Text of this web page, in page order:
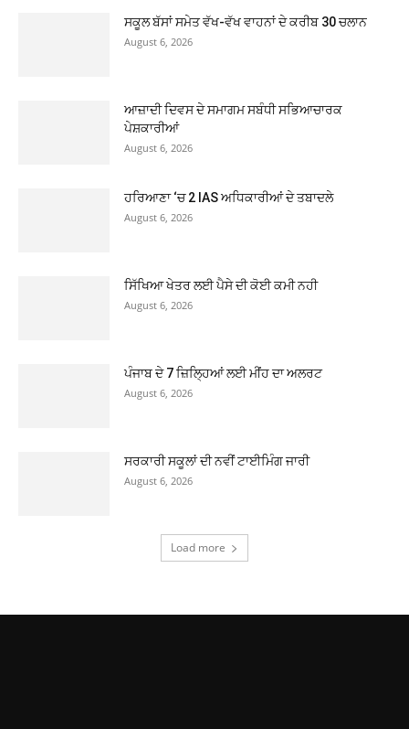
ਸਕੂਲ ਬੱਸਾਂ ਸਮੇਤ ਵੱਖ-ਵੱਖ ਵਾਹਨਾਂ ਦੇ ਕਰੀਬ 30 ਚਲਾਨ
August 6, 2026
ਆਜ਼ਾਦੀ ਦਿਵਸ ਦੇ ਸਮਾਗਮ ਸਬੰਧੀ ਸਭਿਆਚਾਰਕ
ਪੇਸ਼ਕਾਰੀਆਂ
August 6, 2026
ਹਰਿਆਣਾ ‘ਚ 2 IAS ਅਧਿਕਾਰੀਆਂ ਦੇ ਤਬਾਦਲੇ
August 6, 2026
ਸਿੱਖਿਆ ਖੇਤਰ ਲਈ ਪੈਸੇ ਦੀ ਕੋਈ ਕਮੀ ਨਹੀ
August 6, 2026
ਪੰਜਾਬ ਦੇ 7 ਜ਼ਿਲ੍ਹਿਆਂ ਲਈ ਮੀਂਹ ਦਾ ਅਲਰਟ
August 6, 2026
ਸਰਕਾਰੀ ਸਕੂਲਾਂ ਦੀ ਨਵੀਂ ਟਾਈਮਿੰਗ ਜਾਰੀ
August 6, 2026
Load more